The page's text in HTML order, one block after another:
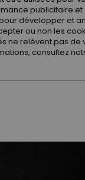
publicitaire
développer et
ou non les
ne relèvent pas
consultez